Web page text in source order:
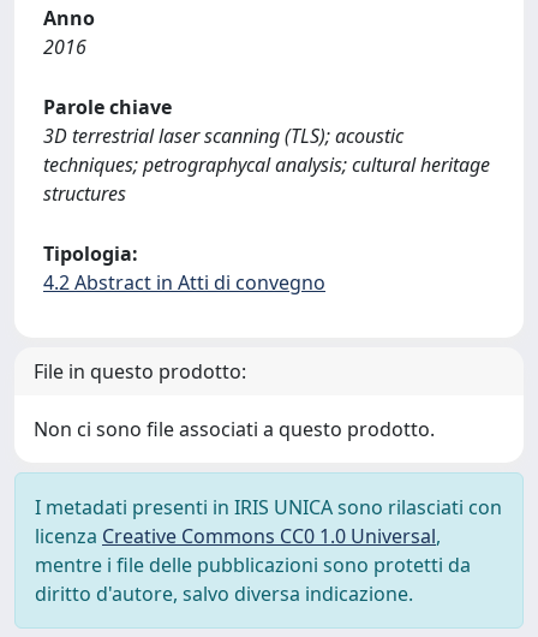
Anno
2016
Parole chiave
3D terrestrial laser scanning (TLS); acoustic
techniques; petrographycal analysis; cultural heritage
structures
Tipologia:
4.2 Abstract in Atti di convegno
File in questo prodotto:
Non ci sono file associati a questo prodotto.
I metadati presenti in IRIS UNICA sono rilasciati con
licenza Creative Commons CC0 1.0 Universal,
mentre i file delle pubblicazioni sono protetti da
diritto d'autore, salvo diversa indicazione.